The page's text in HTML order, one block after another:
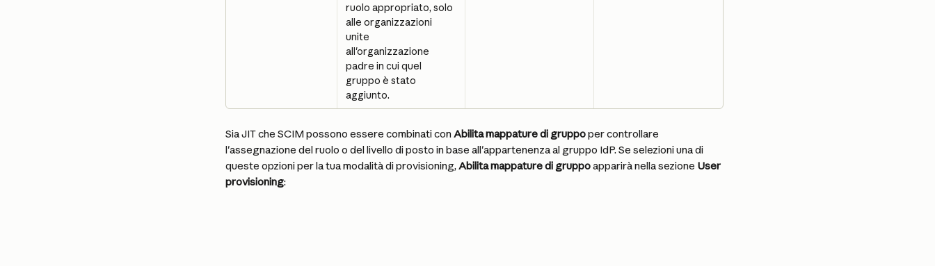
ruolo appropriato, solo
alle organizzazioni
unite
all'organizzazione
padre in cui quel
gruppo è stato
aggiunto.
Sia JIT che SCIM possono essere combinati con Abilita mappature di gruppo per controllare
l'assegnazione del ruolo o del livello di posto in base all'appartenenza al gruppo IdP. Se selezioni una di
queste opzioni per la tua modalità di provisioning, Abilita mappature di gruppo apparirà nella sezione User
provisioning: